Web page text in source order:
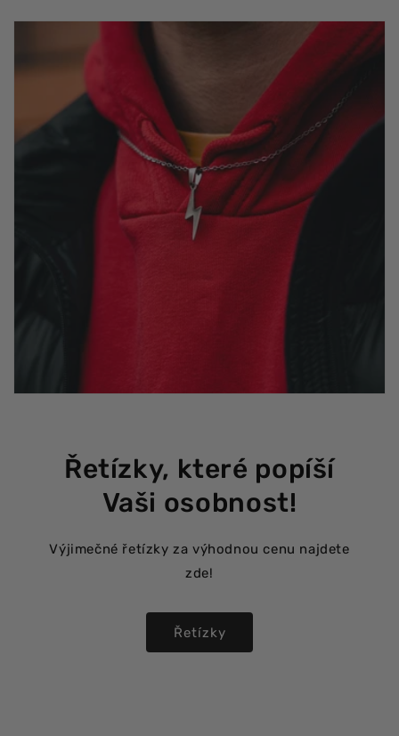
Řetízky, které popíší
Vaši osobnost!
Výjimečné řetízky za výhodnou cenu najdete
zde!
Řetízky